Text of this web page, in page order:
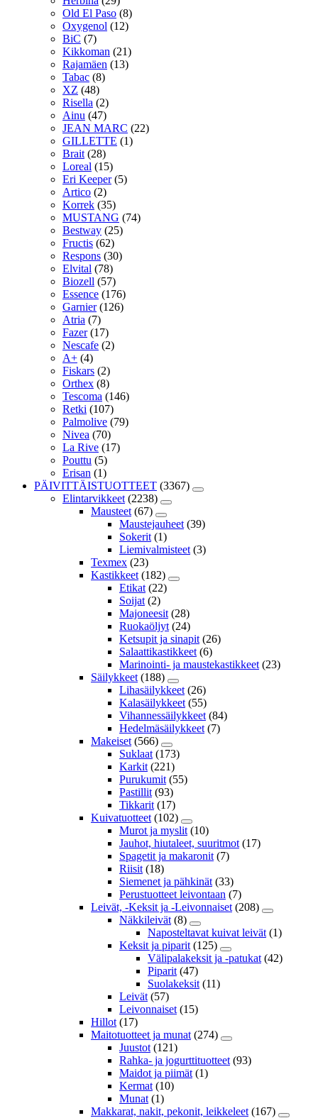
Old El Paso (8)
Oxygenol (12)
BiC (7)
Kikkoman (21)
Rajamäen (13)
Tabac (8)
XZ (48)
Risella (2)
Ainu (47)
JEAN MARC (22)
GILLETTE (1)
Brait (28)
Loreal (15)
Eri Keeper (5)
Artico (2)
Korrek (35)
MUSTANG (74)
Bestway (25)
Fructis (62)
Respons (30)
Elvital (78)
Biozell (57)
Essence (176)
Garnier (126)
Atria (7)
Fazer (17)
Nescafe (2)
A+ (4)
Fiskars (2)
Orthex (8)
Tescoma (146)
Retki (107)
Palmolive (79)
Nivea (70)
La Rive (17)
Pouttu (5)
Erisan (1)
PÄIVITTÄISTUOTTEET (3367)
Elintarvikkeet (2238)
Mausteet (67)
Maustejauheet (39)
Sokerit (1)
Liemivalmisteet (3)
Texmex (23)
Kastikkeet (182)
Etikat (22)
Soijat (2)
Majoneesit (28)
Ruokaöljyt (24)
Ketsupit ja sinapit (26)
Salaattikastikkeet (6)
Marinointi- ja maustekastikkeet (23)
Säilykkeet (188)
Lihasäilykkeet (26)
Kalasäilykkeet (55)
Vihannessäilykkeet (84)
Hedelmäsäilykkeet (7)
Makeiset (566)
Suklaat (173)
Karkit (221)
Purukumit (55)
Pastillit (93)
Tikkarit (17)
Kuivatuotteet (102)
Murot ja myslit (10)
Jauhot, hiutaleet, suuritmot (17)
Spagetit ja makaronit (7)
Riisit (18)
Siemenet ja pähkinät (33)
Perustuotteet leivontaan (7)
Leivät, -Keksit ja -Leivonnaiset (208)
Näkkileivät (8)
Naposteltavat kuivat leivät (1)
Keksit ja piparit (125)
Välipalakeksit ja -patukat (42)
Piparit (47)
Suolakeksit (11)
Leivät (57)
Leivonnaiset (15)
Hillot (17)
Maitotuotteet ja munat (274)
Juustot (121)
Rahka- ja jogurttituotteet (93)
Maidot ja piimät (1)
Kermat (10)
Munat (1)
Makkarat, nakit, pekonit, leikkeleet (167)